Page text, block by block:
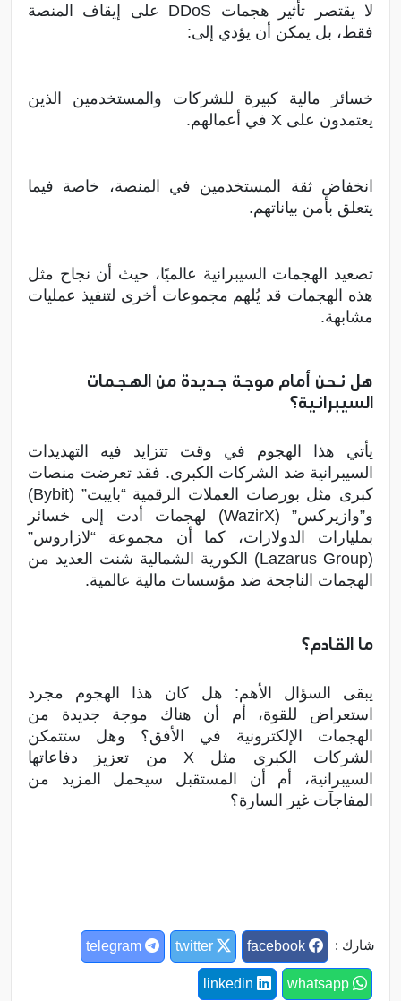
لا يقتصر تأثير هجمات DDoS على إيقاف المنصة
فقط، بل يمكن أن يؤدي إلى:
خسائر مالية كبيرة للشركات والمستخدمين الذين
يعتمدون على X في أعمالهم.
انخفاض ثقة المستخدمين في المنصة، خاصة فيما
يتعلق بأمن بياناتهم.
تصعيد الهجمات السيبرانية عالميًا، حيث أن نجاح مثل
هذه الهجمات قد يُلهم مجموعات أخرى لتنفيذ عمليات
مشابهة.
هل نحن أمام موجة جديدة من الهجمات
السيبرانية؟
يأتي هذا الهجوم في وقت تتزايد فيه التهديدات
السيبرانية ضد الشركات الكبرى. فقد تعرضت منصات
كبرى مثل بورصات العملات الرقمية “بايبت” (Bybit)
و”وازيركس” (WazirX) لهجمات أدت إلى خسائر
بمليارات الدولارات، كما أن مجموعة “لازاروس”
(Lazarus Group) الكورية الشمالية شنت العديد من
الهجمات الناجحة ضد مؤسسات مالية عالمية.
ما القادم؟
يبقى السؤال الأهم: هل كان هذا الهجوم مجرد
استعراض للقوة، أم أن هناك موجة جديدة من
الهجمات الإلكترونية في الأفق؟ وهل ستتمكن
الشركات الكبرى مثل X من تعزيز دفاعاتها
السيبرانية، أم أن المستقبل سيحمل المزيد من
المفاجآت غير السارة؟
شارك :